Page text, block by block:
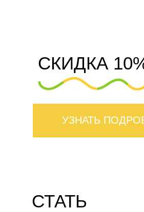
СКИДКА
УЗНАТЬ
СТАТЬ